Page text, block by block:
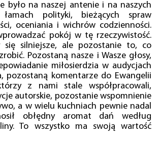
było na naszej antenie i na naszych
łamach polityki, bieżących spraw
oceniania i wichrów codzienności.
pokój w tę rzeczywistość.
się silniejsze, ale pozostanie to, co
Pozostaną nasze i Wasze głosy,
miłosierdzia w audycjach
pozostaną komentarze do Ewangelii
z nami stale współpracowali,
autorskie, pozostanie wspomnienie
a w wielu kuchniach pewnie nadal
obłędny aromat dań według
To wszystko ma swoją wartość